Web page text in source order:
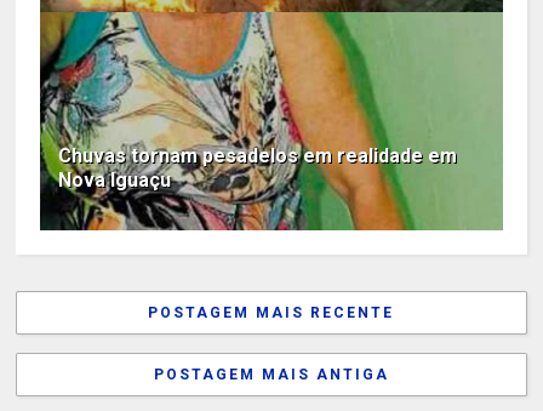
Chuvas tornam pesadelos em realidade em
Nova Iguaçu
POSTAGEM MAIS RECENTE
POSTAGEM MAIS ANTIGA